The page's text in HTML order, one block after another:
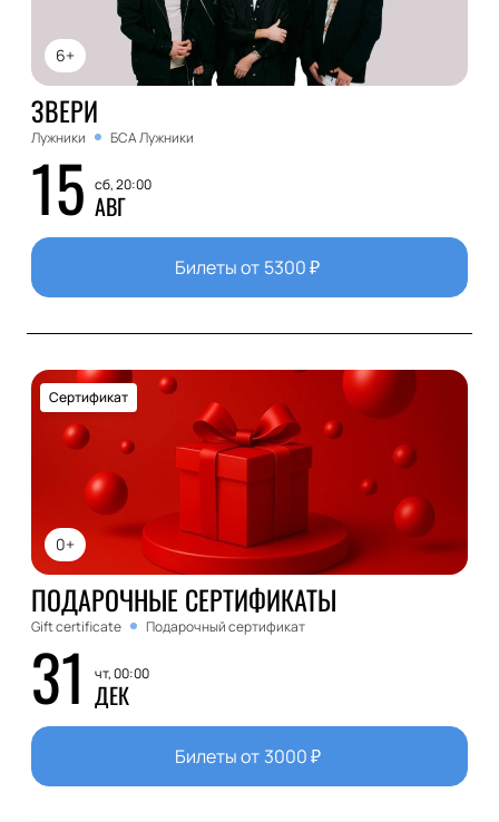
6+
ЗВЕРИ
Лужники БСА Лужники
15 сб, 20:00
АВГ
Билеты от 5300₽
0+
Сертификат
ПОДАРОЧНЫЕ СЕРТИФИКАТЫ
Gift certificate Подарочный сертификат
31 чт, 00:00
ДЕК
Билеты от 3000₽